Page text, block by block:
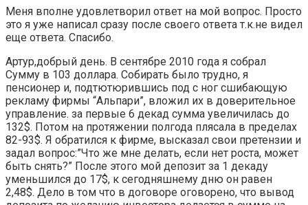
Меня вполне удовлетворил ответ на мой вопрос. Просто
это я уже написал сразу после своего ответа т.к.не видел
еще ответа. Спасибо.
Артур,добрый день. В сентябре 2010 года я собрал
Сумму в 103 доллара. Собирать было трудно, я
пенсионер и, подтютюрившись под с ног сшибающую
рекламу фирмы “Альпари”, вложил их в доверительное
управление. за первые 6 декад сумма увеличилась до
132$. Потом на протяжении полгода плясала в пределах
82-93$. Я обратился к фирме, высказал свои претензии и
задал вопрос:”Что же мне делать, если нет роста, может
быть снять?” После этого мой депозит за 1 декаду
уменьшился до 17$, к сегодняшнему дню он равен
2,48$. Дело в том что в договоре оговорено, что вывод